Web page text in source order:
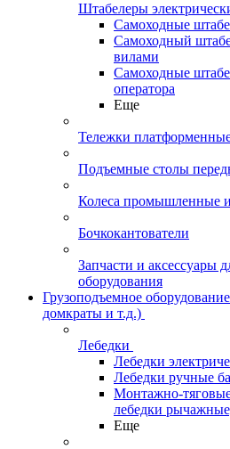
Штабелеры
Самоходные
Самоходный
вилами
Самоходные
оператора
Еще
Тележки
Подъемные столы
Колеса промышленные
Бочкокантователи
Запчасти и аксессуары
оборудования
Грузоподъемное
домкраты и т.д.)
Лебедки
Лебедки
Лебедки ручные
Монтажно-
лебедки
Еще